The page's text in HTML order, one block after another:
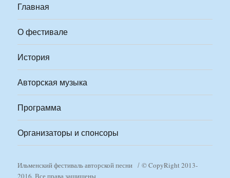
Главная
О фестивале
История
Авторская музыка
Программа
Организаторы и спонсоры
Ильменский фестиваль авторской песни
© CopyRight 2013-
2016. Все права защищены